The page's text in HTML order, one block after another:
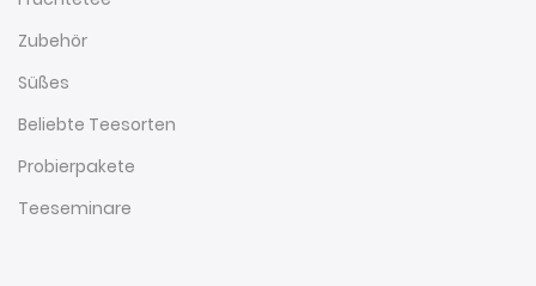
Zubehör
Süßes
Beliebte Teesorten
Probierpakete
Teeseminare